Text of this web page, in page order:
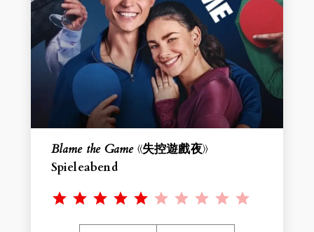
Blame the Game《失控遊戲夜》
Spieleabend